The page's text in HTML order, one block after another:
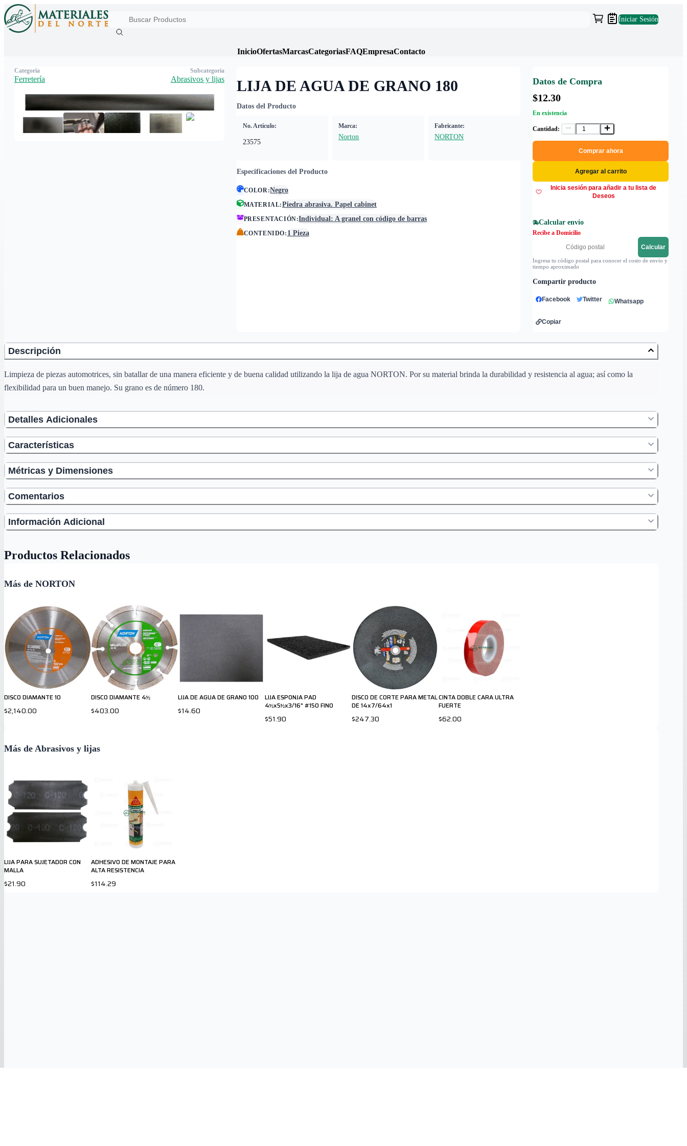
Iniciar Sesión
InicioOfertasMarcasCategoriasFAQEmpresaContacto
LIJA DE AGUA DE GRANO 180
Datos del Producto
No. Artículo:
23575
Marca:
Norton
Fabricante:
NORTON
Especificaciones del Producto
COLOR:Negro
MATERIAL:Piedra abrasiva. Papel cabinet
PRESENTACIÓN:Individual: A granel con código de barras
CONTENIDO: 1 Pieza
Datos de Compra
$12.30
En existencia
Cantidad:
Comprar ahora
Agregar al carrito
Inicia sesión para añadir a tu lista de
Deseos
Calcular envío
Recibe a Domicilio
Calcular
Ingresa tu código postal para conocer el costo de envío y
tiempo aproximado
Compartir producto
Facebook Twitter Whatsapp
Copiar
Categoría
Ferretería
Subcategoría
Abrasivos y lijas
Descripción
Limpieza de piezas automotrices, sin batallar de una manera eficiente y de buena calidad utilizando la lija de agua NORTON. Por su material brinda la durabilidad y resistencia al agua; así como la
flexibilidad para un buen manejo. Su grano es de número 180.
Detalles Adicionales
Características
Métricas y Dimensiones
Comentarios
Información Adicional
Productos Relacionados
Más de NORTON
DISCO DIAMANTE 10
$2,140.00
DISCO DIAMANTE 4½
$403.00
LIJA DE AGUA DE GRANO 100
$14.60
LIJA ESPONJA PAD
4½x5½x3/16" #150 FINO
$51.90
DISCO DE CORTE PARA METAL
DE 14x7/64x1
$247.30
CINTA DOBLE CARA ULTRA
FUERTE
$62.00
Más de Abrasivos y lijas
LIJA PARA SUJETADOR CON
MALLA
$21.90
ADHESIVO DE MONTAJE PARA
ALTA RESISTENCIA
$114.29